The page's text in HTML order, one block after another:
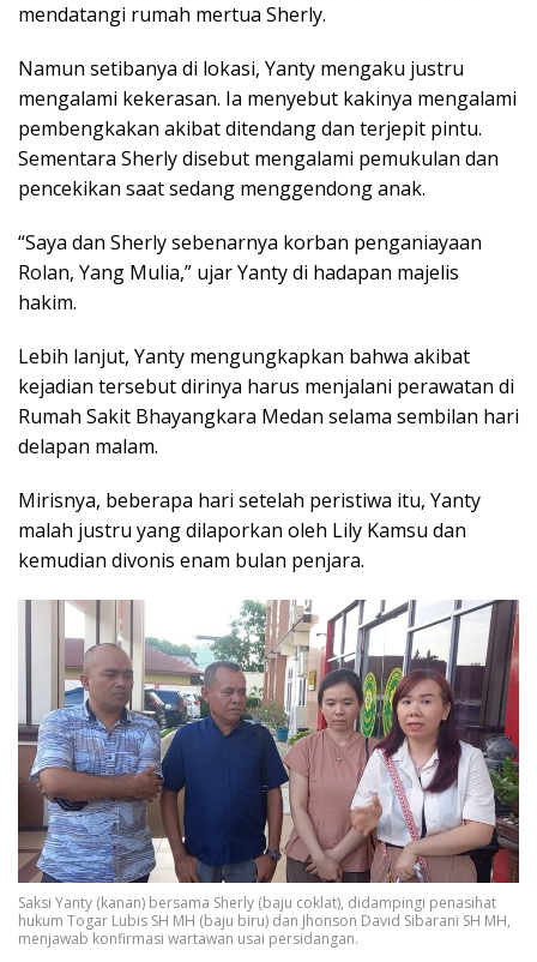
mendatangi rumah mertua Sherly.
Namun setibanya di lokasi, Yanty mengaku justru
mengalami kekerasan. Ia menyebut kakinya mengalami
pembengkakan akibat ditendang dan terjepit pintu.
Sementara Sherly disebut mengalami pemukulan dan
pencekikan saat sedang menggendong anak.
“Saya dan Sherly sebenarnya korban penganiayaan
Rolan, Yang Mulia,” ujar Yanty di hadapan majelis
hakim.
Lebih lanjut, Yanty mengungkapkan bahwa akibat
kejadian tersebut dirinya harus menjalani perawatan di
Rumah Sakit Bhayangkara Medan selama sembilan hari
delapan malam.
Mirisnya, beberapa hari setelah peristiwa itu, Yanty
malah justru yang dilaporkan oleh Lily Kamsu dan
kemudian divonis enam bulan penjara.
Saksi Yanty (kanan) bersama Sherly (baju coklat), didampingi penasihat
hukum Togar Lubis SH MH (baju biru) dan Jhonson David Sibarani SH MH,
menjawab konfirmasi wartawan usai persidangan.